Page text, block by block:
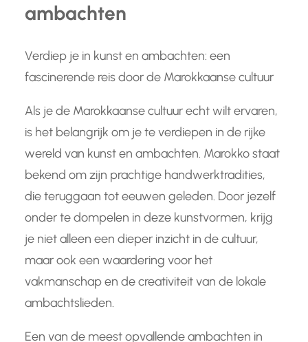
ambachten
Verdiep je in kunst en ambachten: een
fascinerende reis door de Marokkaanse cultuur
Als je de Marokkaanse cultuur echt wilt ervaren,
is het belangrijk om je te verdiepen in de rijke
wereld van kunst en ambachten. Marokko staat
bekend om zijn prachtige handwerktradities,
die teruggaan tot eeuwen geleden. Door jezelf
onder te dompelen in deze kunstvormen, krijg
je niet alleen een dieper inzicht in de cultuur,
maar ook een waardering voor het
vakmanschap en de creativiteit van de lokale
ambachtslieden.
Een van de meest opvallende ambachten in